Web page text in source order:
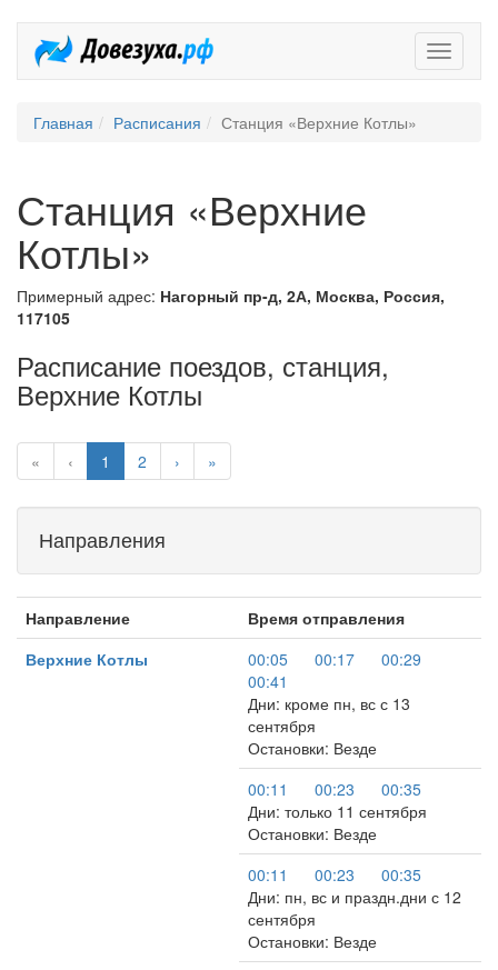
Главная Расписания Станция «Верхние Котлы»
Станция «Верхние
Котлы»
Примерный адрес: Нагорный пр-д, 2А, Москва, Россия,
117105
Расписание поездов, станция,
Верхние Котлы
« ‹ 1 2 › »
Направления
Направление
Время отправления
Верхние Котлы
00:05 00:17
00:29
00:41
Дни: кроме пн, вс с 13
сентября
Остановки: Везде
00:11
00:23
00:35
Дни: только 11 сентября
Остановки: Везде
00:11
00:23
00:35
Дни: пн, вс и праздн.дни с 12
сентября
Остановки: Везде